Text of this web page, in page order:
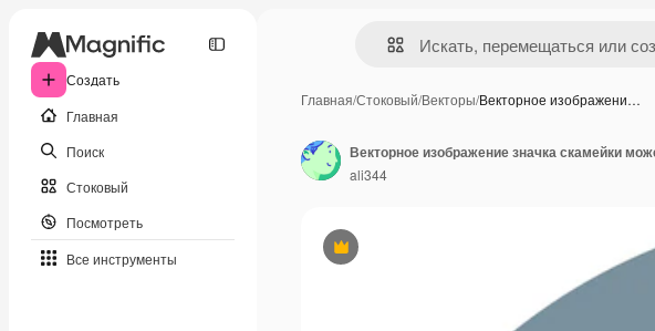
Создать
Главная
Поиск
Стоковый
Посмотреть
Все инструменты
Главная/Стоковый/Векторы/Векторное изображени…
Премиум
ali344